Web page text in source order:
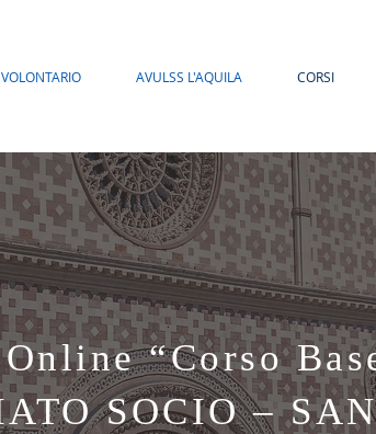
AVULSS L'AQUILA CORSI
“Corso
SOCIO –